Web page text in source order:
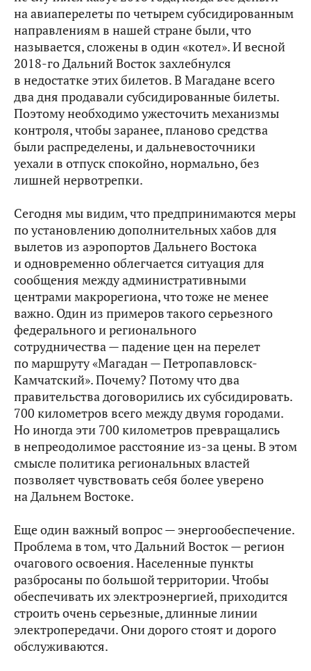
на авиаперелеты по четырем субсидированным
направлениям в нашей стране были, что
называется, сложены в один «котел». И весной
2018-го Дальний Восток захлебнулся
в недостатке этих билетов. В Магадане всего
два дня продавали субсидированные билеты.
Поэтому необходимо ужесточить механизмы
контроля, чтобы заранее, планово средства
были распределены, и дальневосточники
уехали в отпуск спокойно, нормально, без
лишней нервотрепки.
Сегодня мы видим, что предпринимаются меры
по установлению дополнительных хабов для
вылетов из аэропортов Дальнего Востока
и одновременно облегчается ситуация для
сообщения между административными
центрами макрорегиона, что тоже не менее
важно. Один из примеров такого серьезного
федерального и регионального
сотрудничества — падение цен на перелет
по маршруту «Магадан — Петропавловск-
Камчатский». Почему? Потому что два
правительства договорились их субсидировать.
700 километров всего между двумя городами.
Но иногда эти 700 километров превращались
в непреодолимое расстояние из‑за цены. В этом
смысле политика региональных властей
позволяет чувствовать себя более уверено
на Дальнем Востоке.
Еще один важный вопрос — энергообеспечение.
Проблема в том, что Дальний Восток — регион
очагового освоения. Населенные пункты
разбросаны по большой территории. Чтобы
обеспечивать их электроэнергией, приходится
строить очень серьезные, длинные линии
электропередачи. Они дорого стоят и дорого
обслуживаются.